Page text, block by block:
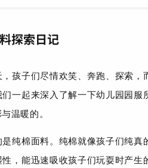
探索日记
孩子们尽情欢笑、奔跑、探索
一起来深入了解一下幼儿园园
温暖的。
纯棉面料。纯棉就像孩子们纯
，能迅速吸收孩子们玩耍时产